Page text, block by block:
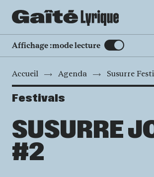
Affichage :mode lecture
Accueil Agenda Susurre
SUSURRE
#2
Festivals